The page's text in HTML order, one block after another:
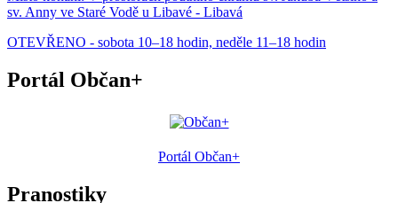
sv. Anny ve Staré Vodě u Libavé - Libavá
OTEVŘENO - sobota 10–18 hodin, neděle 11–18 hodin
Portál Občan+
Portál Občan+
Pranostiky